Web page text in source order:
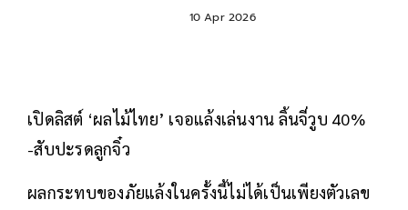
หรือไม่?
10 Apr 2026
เปิดลิสต์ ‘ผลไม้ไทย’ เจอแล้งเล่นงาน ลิ้นจี่วูบ 40%
-สับปะรดลูกจิ๋ว
ผลกระทบของภัยแล้งในครั้งนี้ไม่ได้เป็นเพียงตัวเลข